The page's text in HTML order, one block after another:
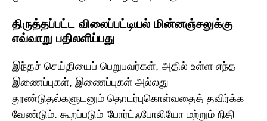
திருத்தப்பட்ட விலைப்பட்டியல் மின்னஞ்சலுக்கு
எவ்வாறு பதிலளிப்பது
இந்தச் செய்தியைப் பெறுபவர்கள், அதில் உள்ள எந்த
இணைப்புகள், இணைப்புகள் அல்லது
தூண்டுதல்களுடனும் தொடர்புகொள்வதைத் தவிர்க்க
வேண்டும். கூறப்படும் 'போர்ட்ஃபோலியோ மற்றும் நிதி